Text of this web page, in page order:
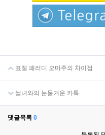
표절 패러디 오마주의 차이점
썸녀와의 눈물겨운 카톡
댓글목록 0